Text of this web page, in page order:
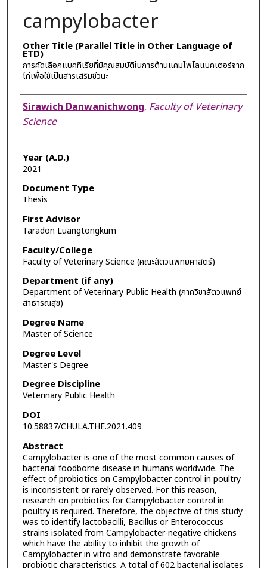
campylobacter
Other Title (Parallel Title in Other Language of
ETD)
การคัดเลือกแบคทีเรียที่มีคุณสมบัติในการต้านแคมไพโลแบคเตอร์จาก
ไก่เพื่อใช้เป็นสารเสริมชีวนะ
Author
Sirawich Danwanichwong, Faculty of Veterinary
Science
Year (A.D.)
2021
Document Type
Thesis
First Advisor
Taradon Luangtongkum
Faculty/College
Faculty of Veterinary Science (คณะสัตวแพทยศาสตร์)
Department (if any)
Department of Veterinary Public Health (ภาควิชาสัตวแพทย์
สาธารณสุข)
Degree Name
Master of Science
Degree Level
Master's Degree
Degree Discipline
Veterinary Public Health
DOI
10.58837/CHULA.THE.2021.409
Abstract
Campylobacter is one of the most common causes of
bacterial foodborne disease in humans worldwide. The
effect of probiotics on Campylobacter control in poultry
is inconsistent or rarely observed. For this reason,
research on probiotics for Campylobacter control in
poultry is required. Therefore, the objective of this study
was to identify lactobacilli, Bacillus or Enterococcus
strains isolated from Campylobacter-negative chickens
which have the ability to inhibit the growth of
Campylobacter in vitro and demonstrate favorable
probiotic characteristics. A total of 602 bacterial isolates